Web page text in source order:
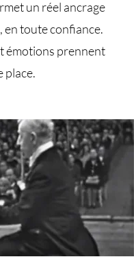
un réel ancrage
en toute confiance.
émotions prennent
place.